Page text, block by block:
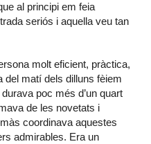
al principi em feia
seriós i aquella veu tan
molt eficient, pràctica,
del matí dels dilluns fèiem
poc més d’un quart
de les novetats i
coordinava aquestes
admirables. Era un